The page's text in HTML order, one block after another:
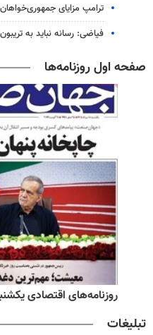
ترامپ مزایای
فیاضی: رسانه نباید به
صفحه اول روزنامه‌ها
روزنامه‌های اقتصادی یکشنبه ۱۸ مرداد
تبلیغات